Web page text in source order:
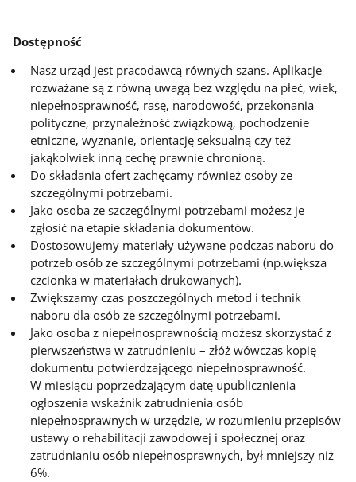
Dostępność
Nasz urząd jest pracodawcą równych szans. Aplikacje
rozważane są z równą uwagą bez względu na płeć, wiek,
niepełnosprawność, rasę, narodowość, przekonania
polityczne, przynależność związkową, pochodzenie
etniczne, wyznanie, orientację seksualną czy też
jakąkolwiek inną cechę prawnie chronioną.
Do składania ofert zachęcamy również osoby ze
szczególnymi potrzebami.
Jako osoba ze szczególnymi potrzebami możesz je
zgłosić na etapie składania dokumentów.
Dostosowujemy materiały używane podczas naboru do
potrzeb osób ze szczególnymi potrzebami (np.większa
czcionka w materiałach drukowanych).
Zwiększamy czas poszczególnych metod i technik
naboru dla osób ze szczególnymi potrzebami.
Jako osoba z niepełnosprawnością możesz skorzystać z
pierwszeństwa w zatrudnieniu – złóż wówczas kopię
dokumentu potwierdzającego niepełnosprawność.
W miesiącu poprzedzającym datę upublicznienia
ogłoszenia wskaźnik zatrudnienia osób
niepełnosprawnych w urzędzie, w rozumieniu przepisów
ustawy o rehabilitacji zawodowej i społecznej oraz
zatrudnianiu osób niepełnosprawnych, był mniejszy niż
6%.